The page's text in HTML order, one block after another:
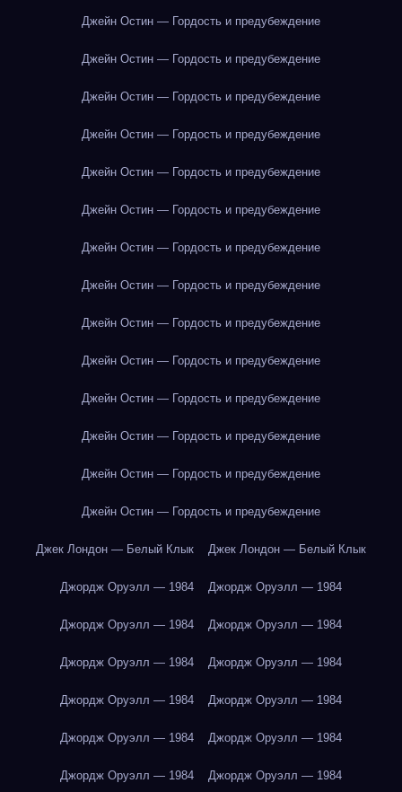
Джейн Остин — Гордость и предубеждение
Джейн Остин — Гордость и предубеждение
Джейн Остин — Гордость и предубеждение
Джейн Остин — Гордость и предубеждение
Джейн Остин — Гордость и предубеждение
Джейн Остин — Гордость и предубеждение
Джейн Остин — Гордость и предубеждение
Джейн Остин — Гордость и предубеждение
Джейн Остин — Гордость и предубеждение
Джейн Остин — Гордость и предубеждение
Джейн Остин — Гордость и предубеждение
Джейн Остин — Гордость и предубеждение
Джейн Остин — Гордость и предубеждение
Джейн Остин — Гордость и предубеждение
Джек Лондон — Белый Клык Джек Лондон — Белый Клык
Джордж Оруэлл — 1984 Джордж Оруэлл — 1984
Джордж Оруэлл — 1984 Джордж Оруэлл — 1984
Джордж Оруэлл — 1984 Джордж Оруэлл — 1984
Джордж Оруэлл — 1984 Джордж Оруэлл — 1984
Джордж Оруэлл — 1984 Джордж Оруэлл — 1984
Джордж Оруэлл — 1984 Джордж Оруэлл — 1984